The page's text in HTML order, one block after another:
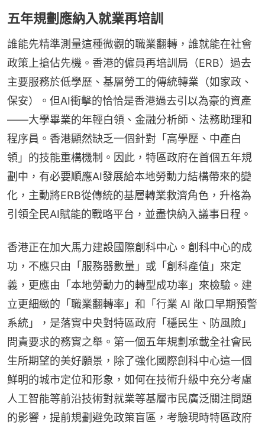
五年規劃應納入就業再培訓
誰能先精準測量這種微觀的職業翻轉，誰就能在社會
政策上搶佔先機。香港的僱員再培訓局（ERB）過去
主要服務於低學歷、基層勞工的傳統轉業（如家政、
保安）。但AI衝擊的恰恰是香港過去引以為豪的資產
——大學畢業的年輕白領、金融分析師、法務助理和
程序員。香港顯然缺乏一個針對「高學歷、中產白
領」的技能重構機制。因此，特區政府在首個五年規
劃中，有必要順應AI發展給本地勞動力結構帶來的變
化，主動將ERB從傳統的基層轉業救濟角色，升格為
引領全民AI賦能的戰略平台，並盡快納入議事日程。
香港正在加大馬力建設國際創科中心。創科中心的成
功，不應只由「服務器數量」或「創科產值」來定
義，更應由「本地勞動力的轉型成功率」來檢驗。建
立更細緻的「職業翻轉率」和「行業 AI 敞口早期預警
系統」，是落實中央對特區政府「穩民生、防風險」
問責要求的務實之舉。第一個五年規劃承載全社會民
生所期望的美好願景，除了強化國際創科中心這一個
鮮明的城市定位和形象，如何在技術升級中充分考慮
人工智能等前沿技術對就業等基層市民廣泛關注問題
的影響，提前規劃避免政策盲區，考驗現時特區政府